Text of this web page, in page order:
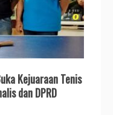
Kejuaraan Tenis
dan DPRD